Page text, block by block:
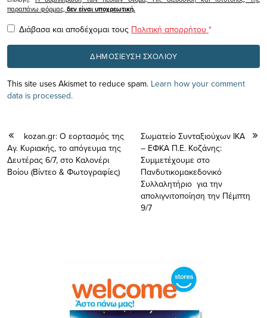
παραπάνω φόρμας, δεν είναι υποχρεωτική.
Διάβασα και αποδέχομαι τους Πολιτική απορρήτου *
This site uses Akismet to reduce spam. Learn how your comment
data is processed.
kozan.gr: Ο εορτασμός της
Αγ. Κυριακής, το απόγευμα της
Δευτέρας 6/7, στο Καλονέρι
Βοίου (Βίντεο & Φωτογραφίες)
Σωματείο Συνταξιούχων ΙΚΑ
– ΕΦΚΑ Π.Ε. Κοζάνης:
Συμμετέχουμε στο
Πανδυτικομακεδονικό
Συλλαλητήριο για την
απολιγνιτοποίηση την Πέμπτη
9/7